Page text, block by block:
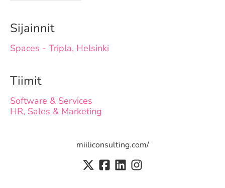
Sijainnit
Spaces - Tripla, Helsinki
Tiimit
Software & Services
HR, Sales & Marketing
miiliconsulting.com/